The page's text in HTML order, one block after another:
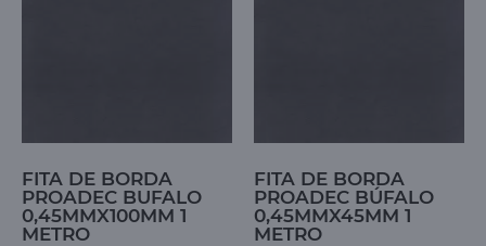
FITA DE BORDA
PROADEC BUFALO
0,45MMX100MM 1
METRO
FITA DE BORDA
PROADEC BÚFALO
0,45MMX45MM 1
METRO